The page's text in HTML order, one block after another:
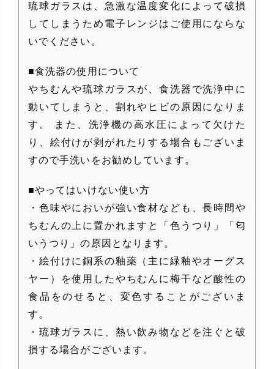
琉球ガラスは、急激な温度変化によって破損
してしまうため電子レンジはご使用にならな
いでください。
■食洗器の使用について
やちむんや琉球ガラスが、食洗器で洗浄中に
動いてしまうと、割れやヒビの原因になりま
す。 また、洗浄機の高水圧によって欠けた
り、絵付けが剥がれたりする場合もございま
すので手洗いをお勧めしています。
■やってはいけない使い方
・色味やにおいが強い食材なども、長時間や
ちむんの上に置かれますと「色うつり」「匂
いうつり」の原因となります。
・絵付けに銅系の釉薬（主に緑釉やオーグス
ヤー）を使用したやちむんに梅干など酸性の
食品をのせると、変色することがございま
す。
・琉球ガラスに、熱い飲み物などを注ぐと破
損する場合がございます。